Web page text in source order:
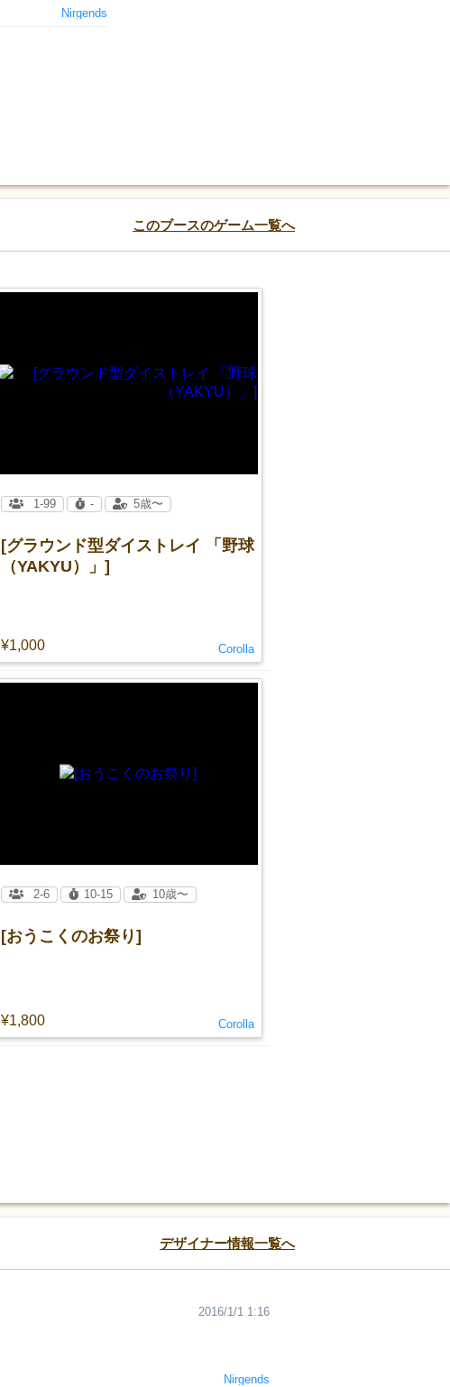
Nirgends
このブースのゲーム一覧へ
[グラウンド型ダイストレイ 「野球
（YAKYU）」]
¥1,000
1-99 - 5歳〜
Corolla
[おうこくのお祭り]
¥1,800
2-6 10-15 10歳〜
Corolla
デザイナー情報一覧へ
2016/1/1 1:16
Nirgends